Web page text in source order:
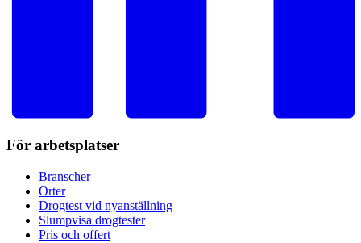
För arbetsplatser
Branscher
Orter
Drogtest vid nyanställning
Slumpvisa drogtester
Pris och offert